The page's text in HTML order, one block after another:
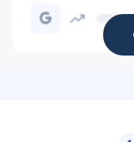
Agence communication Soyaux 16800